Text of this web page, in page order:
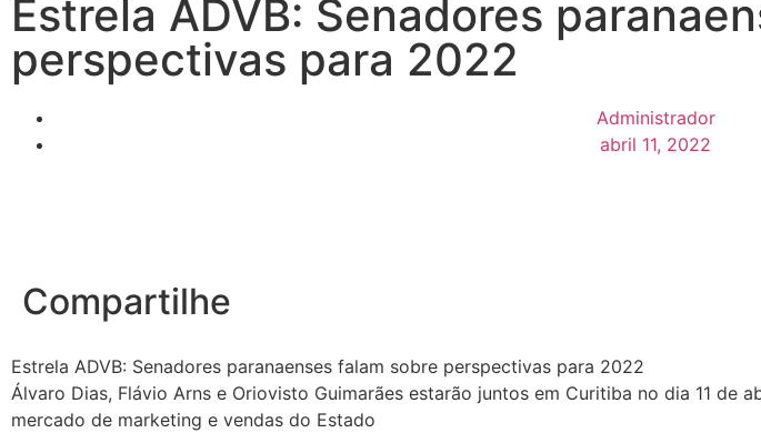
Estrela ADVB: Senadores
perspectivas para 2022
Administrador
abril 11, 2022
Compartilhe
Estrela ADVB: Senadores paranaenses falam sobre perspectivas para 2022
Álvaro Dias, Flávio Arns e Oriovisto Guimarães estarão juntos em Curitiba no dia 11 de
mercado de marketing e vendas do Estado